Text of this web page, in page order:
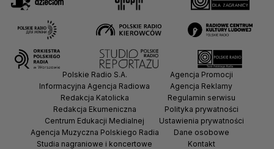
Polskie Radio S.A.
Informacyjna Agencja Radiowa
Redakcja Katolicka
Redakcja Ekumeniczna
Centrum Edukacji Medialnej
Agencja Muzyczna Polskiego Radia
Studia nagraniowe i koncertowe
Agencja Promocji
Agencja Reklamy
Regulamin serwisu
Polityka prywatności
Ustawienia prywatności
Dane osobowe
Kontakt